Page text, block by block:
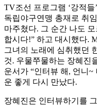
TV조선 프로그램 ‘강적들
독립야구연맹 총재로 취
마주쳤다. 그 순간 나도
합시다!” 하고 대시했다.
그녀의 노래에 심취했던
것. 우물쭈물하는 장혜진
운서가 “인터뷰 해, 언니~
운 좋게 다시 만났다.
장혜진은 인터뷰하기를